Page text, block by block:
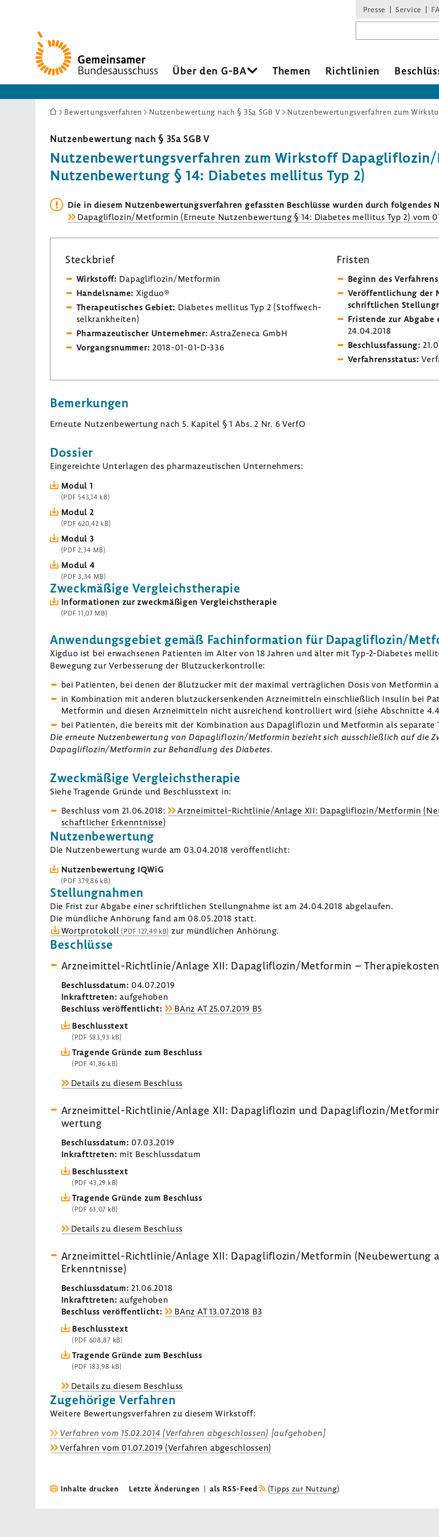
Zur
Startseite
Presse Service
Über den G-BA Themen Richt­li­nien
Sie
hier:
Bewertungsverfahren Nutzenbewertung nach § 35a SGB V
Nutzen­be­wer­tung nach § 35a SGB V
Nutzen­be­wer­tungs­ver­fahren zum Wirk­stoff
Nutzen­be­wer­tung § 14: Diabetes mellitus Typ 2)
Die in diesem Nutzen­be­wer­tungs­ver­fahren gefassten Beschlüsse wurden durch
Dapaglif­lozin/Metformin (Erneute Nutzen­be­wer­tung § 14: Diabetes mellitus Typ 2) vom
Steck­brief
Wirk­stoff: Dapaglif­lozin/Metformin
Handels­name: Xigduo®
Thera­peu­ti­sches Gebiet: Diabetes mellitus Typ 2 (Stoff­wech­
sel­krank­heiten)
Phar­ma­zeu­ti­scher Unter­nehmer: Astra­Ze­neca GmbH
Vorgangs­nummer: 2018-​01-01-D-336
Fristen
Beginn des
Veröf­fent­li­chung der
schrift­li­chen
Fris­tende zur
24.04.2018
Beschluss­fas­sung:
Verfah­rens­status:
Bemer­kungen
Erneute Nutzen­be­wer­tung nach 5. Kapitel § 1 Abs. 2 Nr. 6 VerfO
Dossier
Einge­reichte Unter­lagen des phar­ma­zeu­ti­schen Unter­neh­mers:
Modul 1
(PDF 543,14 kB)
Modul 2
(PDF 620,42 kB)
Modul 3
(PDF 2,34 MB)
Modul 4
(PDF 3,34 MB)
Zweck­mä­ßige Vergleichs­the­rapie
Infor­ma­tionen zur zweck­mä­ßigen Vergleichs­the­rapie
(PDF 11,07 MB)
Anwen­dungs­ge­biet gemäß Fach­in­for­ma­tionfür Dapaglif­lozin/
Xigduo ist bei erwach­senen Pati­enten im Alter von 18 Jahren und älter mit Typ-​2-Diabetes
Bewe­gung zur Verbes­se­rung der Blut­zu­cker­kon­trolle:
bei Pati­enten, bei denen der Blut­zu­cker mit der maximal verträg­li­chen Dosis von
in Kombi­na­tion mit anderen blut­zu­cker­sen­kenden Arznei­mit­teln einschließ­lich Insulin bei
Metformin und diesen Arznei­mit­teln nicht ausrei­chend kontrol­liert wird (siehe Abschnitte
bei Pati­enten, die bereits mit der Kombi­na­tion aus Dapaglif­lozin und Metformin als
Die erneute Nutzen­be­wer­tung von Dapaglif­lozin/Metformin bezieht sich ausschließ­lich auf die
Dapaglif­lozin/Metformin zur Behand­lung des Diabetes.
Zweck­mä­ßige Vergleichs­the­rapie
Siehe Tragende Gründe und Beschluss­text in:
Beschluss vom 21.06.2018:
Arzneimittel-​Richtlinie/Anlage XII: Dapaglif­lozin/Metformin
schaft­li­cher Erkennt­nisse)
Nutzen­be­wer­tung
Die Nutzen­be­wer­tung wurde am 03.04.2018 veröf­fent­licht:
Nutzen­be­wer­tung IQWiG
(PDF 379,86 kB)
Stel­lung­nahmen
Die Frist zur Abgabe einer schrift­li­chen Stel­lung­nahme ist am 24.04.2018 abge­laufen.
Die münd­liche Anhö­rung fand am 08.05.2018 statt.
Wort­pro­to­koll (PDF 127,49 kB) zur münd­li­chen Anhö­rung.
Beschlüsse
Arzneimittel-​Richtlinie/Anlage XII: Dapaglif­lozin/Metformin –
Beschluss­datum: 04.07.2019
Inkraft­treten: aufge­hoben
Beschluss veröf­fent­licht:
BAnz AT 25.07.2019 B5
Beschluss­text
(PDF 583,93 kB)
Tragende Gründe zum Beschluss
(PDF 41,86 kB)
Details zu diesem Beschluss
Arzneimittel-​Richtlinie/Anlage XII: Dapaglif­lozin und Dapaglif­lozin/
wer­tung
Beschluss­datum: 07.03.2019
Inkraft­treten: mit Beschluss­datum
Beschluss­text
(PDF 43,29 kB)
Tragende Gründe zum Beschluss
(PDF 63,07 kB)
Details zu diesem Beschluss
Arzneimittel-​Richtlinie/Anlage XII: Dapaglif­lozin/Metformin (Neube­wer­tung
Erkennt­nisse)
Beschluss­datum: 21.06.2018
Inkraft­treten: aufge­hoben
Beschluss veröf­fent­licht:
BAnz AT 13.07.2018 B3
Beschluss­text
(PDF 608,87 kB)
Tragende Gründe zum Beschluss
(PDF 183,98 kB)
Details zu diesem Beschluss
Zuge­hö­rige Verfahren
Weitere Bewer­tungs­ver­fahren zu diesem Wirk­stoff:
Verfahren vom 15.02.2014 (Verfahren abge­schlossen) [aufge­hoben]
Verfahren vom 01.07.2019 (Verfahren abge­schlossen)
Inhalte drucken Letzte Änderungen | als RSS-Feed (Tipps zur Nutzung)